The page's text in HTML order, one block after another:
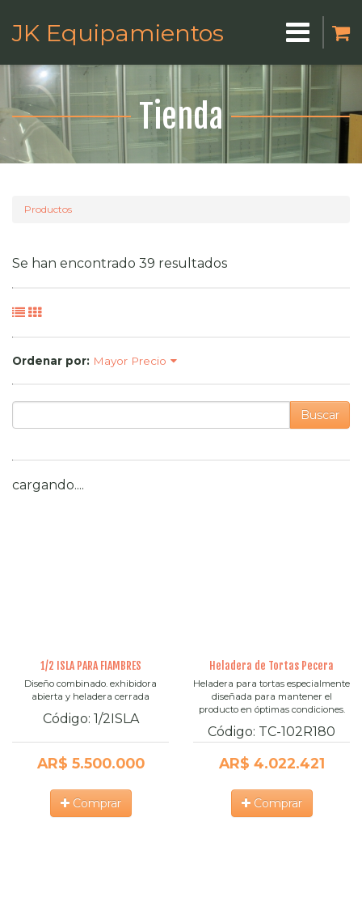
JK Equipamientos
Tienda
Productos
Se han encontrado 39 resultados
Ordenar por: Mayor Precio
Buscar
cargando....
1/2 ISLA PARA FIAMBRES
Diseño combinado. exhibidora
abierta y heladera cerrada
Código: 1/2ISLA
AR$ 5.500.000
Comprar
Heladera de Tortas Pecera
Heladera para tortas especialmente
diseñada para mantener el
producto en óptimas condiciones.
Código: TC-102R180
AR$ 4.022.421
Comprar